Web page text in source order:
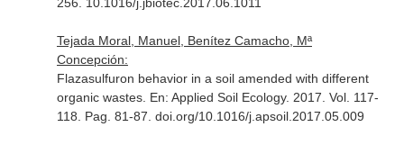
Tejada Moral, Manuel, Benítez Camacho, Mª
Concepción:
Flazasulfuron behavior in a soil amended with different
organic wastes. En: Applied Soil Ecology. 2017. Vol. 117-
118. Pag. 81-87. doi.org/10.1016/j.apsoil.2017.05.009